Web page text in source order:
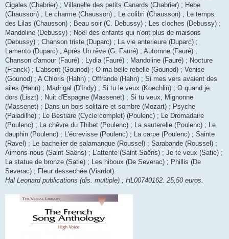
Cigales (Chabrier) ; Villanelle des petits Canards (Chabrier) ; Hebe
(Chausson) ; Le charme (Chausson) ; Le colibri (Chausson) ; Le temps
des Lilas (Chausson) ; Beau soir (C. Debussy) ; Les cloches (Debussy) ;
Mandoline (Debussy) ; Noël des enfants qui n'ont plus de maisons
(Debussy) ; Chanson triste (Duparc) ; La vie anterieure (Duparc) ;
Lamento (Duparc) ; Après Un rêve (G. Fauré) ; Automne (Fauré) ;
Chanson d'amour (Fauré) ; Lydia (Fauré) ; Mandoline (Fauré) ; Nocture
(Franck) ; L'absent (Gounod) ; O ma belle rebelle (Gounod) ; Venise
(Gounod) ; A Chloris (Hahn) ; Offrande (Hahn) ; Si mes vers avaient des
ailes (Hahn) ; Madrigal (D'Indy) ; Si tu le veux (Koechlin) ; O quand je
dors (Liszt) ; Nuit d'Espagne (Massenet) ; Si tu veux, Mignonne
(Massenet) ; Dans un bois solitaire et sombre (Mozart) ; Psyche
(Paladilhe) ; Le Bestiare (Cycle complet) (Poulenc) ; Le Dromadaire
(Poulenc) ; La chêvre du Thibet (Poulenc) ; La sauterelle (Poulenc) ; Le
dauphin (Poulenc) ; L'écrevisse (Poulenc) ; La carpe (Poulenc) ; Sainte
(Ravel) ; Le bachelier de salamanque (Roussel) ; Sarabande (Roussel) ;
Aimons-nous (Saint-Saëns) ; L'attente (Saint-Saëns) ; Je te veux (Satie) ;
La statue de bronze (Satie) ; Les hiboux (De Severac) ; Phillis (De
Severac) ; Fleur dessechée (Viardot).
Hal Leonard publications (dis. multiple) ; HL00740162. 25,50 euros.